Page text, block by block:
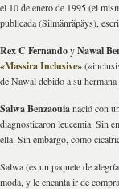
el 10 de enero de 1995 (el
publicada (Silmänräpäys),
Rex C FernandoyNawal
«Massira Inclusive»
de Nawal debido a su
Salwa Benzaouianació con
diagnosticaron leucemia. Sin
ella. Sin embargo, como
Salwa (es un paquete de
moda, y le encanta ir de